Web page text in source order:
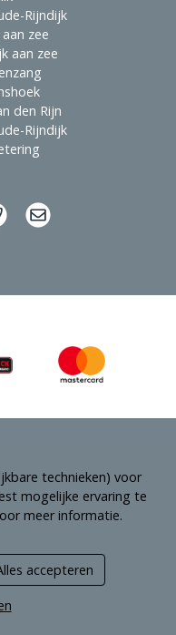
technieken) voor
mogelijke ervaring te
meer informatie.
accepteren
Rijndijk
zee
aan zee
den Rijn
Rijndijk
hosting